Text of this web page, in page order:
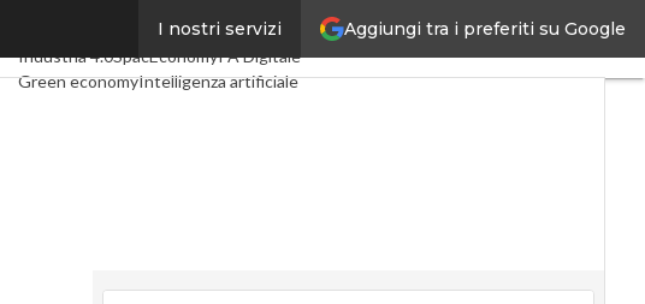
Aggiungi tra i preferiti su Google
I nostri servizi
Digital EconomyTelco
Industria 4.0SpacEconomyPA Digitale
Green economyIntelligenza artificiale